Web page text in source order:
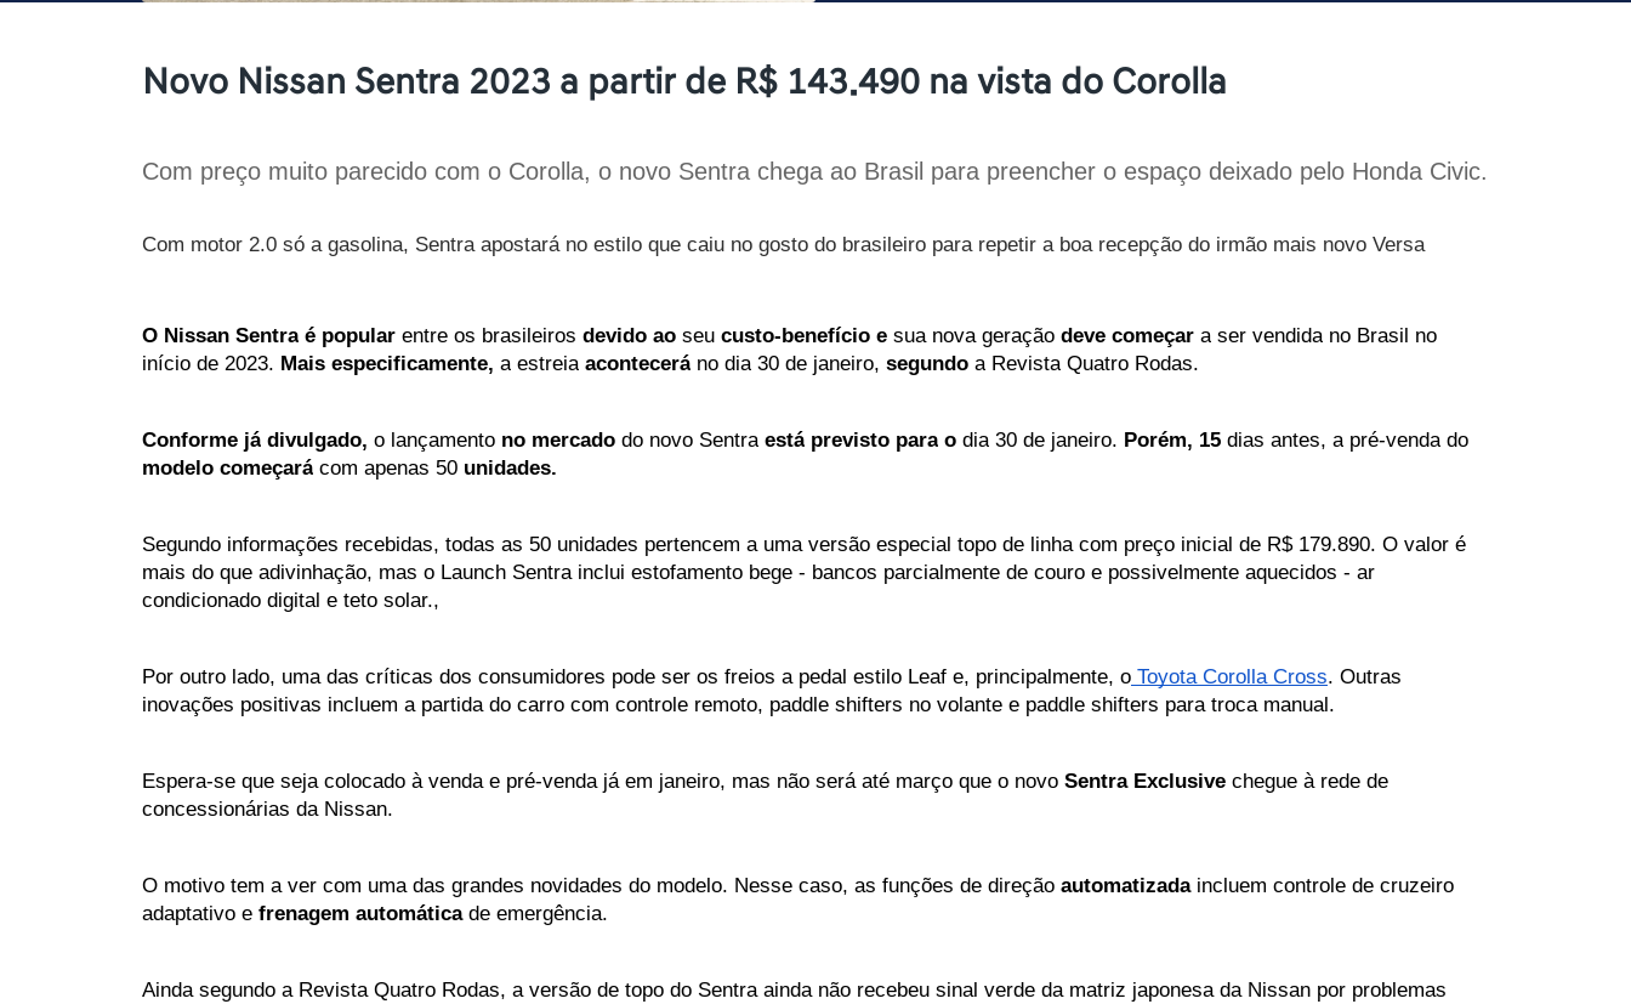
Novo Nissan Sentra 2023 a partir de R$ 143.490 na vista do Corolla
Com preço muito parecido com o Corolla, o novo Sentra chega ao Brasil para preencher o espaço deixado pelo Honda Civic.
Com motor 2.0 só a gasolina, Sentra apostará no estilo que caiu no gosto do brasileiro para repetir a boa recepção do irmão mais novo Versa
O Nissan Sentra é popular entre os brasileiros devido ao seu custo-benefício e sua nova geração deve começar a ser vendida no Brasil no
início de 2023. Mais especificamente, a estreia acontecerá no dia 30 de janeiro, segundo a Revista Quatro Rodas.
Conforme já divulgado, o lançamento no mercado do novo Sentra está previsto para o dia 30 de janeiro. Porém, 15 dias antes, a pré-venda do
modelo começará com apenas 50 unidades.
Segundo informações recebidas, todas as 50 unidades pertencem a uma versão especial topo de linha com preço inicial de R$ 179.890. O valor é
mais do que adivinhação, mas o Launch Sentra inclui estofamento bege - bancos parcialmente de couro e possivelmente aquecidos - ar
condicionado digital e teto solar.,
Por outro lado, uma das críticas dos consumidores pode ser os freios a pedal estilo Leaf e, principalmente, o Toyota Corolla Cross. Outras
inovações positivas incluem a partida do carro com controle remoto, paddle shifters no volante e paddle shifters para troca manual.
Espera-se que seja colocado à venda e pré-venda já em janeiro, mas não será até março que o novo Sentra Exclusive chegue à rede de
concessionárias da Nissan.
O motivo tem a ver com uma das grandes novidades do modelo. Nesse caso, as funções de direção automatizada incluem controle de cruzeiro
adaptativo e frenagem automática de emergência.
Ainda segundo a Revista Quatro Rodas, a versão de topo do Sentra ainda não recebeu sinal verde da matriz japonesa da Nissan por problemas